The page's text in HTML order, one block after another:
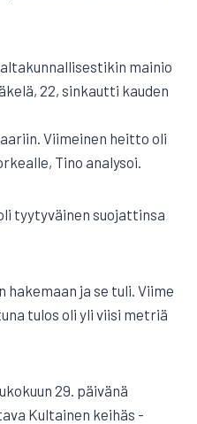
mainio
22, sinkautti kauden
Viimeinen heitto oli
Tino analysoi.
tyytyväinen suojattinsa
ja se tuli. Viime
tulos oli yli viisi metriä
29. päivänä
Kultainen keihäs -